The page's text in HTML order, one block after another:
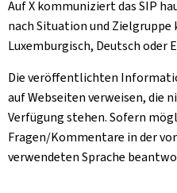
Auf X kommuniziert das SIP
nach Situation und
Luxemburgisch, Deutsch
Die veröffentlichten
auf Webseiten verweisen, die
Verfügung stehen. Sofern
Fragen/Kommentare in der
verwendeten Sprache